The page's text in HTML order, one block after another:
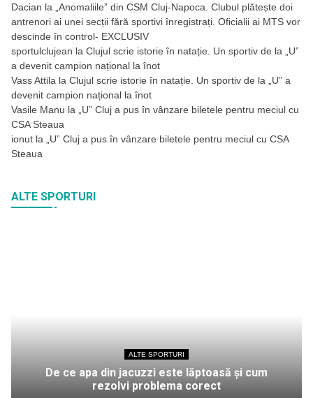
Dacian la
„Anomaliile” din CSM Cluj-Napoca. Clubul plătește doi
antrenori ai unei secții fără sportivi înregistrați. Oficialii ai MTS vor
descinde în control- EXCLUSIV
sportulclujean la Clujul scrie istorie în natație. Un sportiv de la „U”
a devenit campion național la înot
Vass Attila la Clujul scrie istorie în natație. Un sportiv de la „U” a
devenit campion național la înot
Vasile Manu la
„U” Cluj a pus în vânzare biletele pentru meciul cu
CSA Steaua
ionut la
„U” Cluj a pus în vânzare biletele pentru meciul cu CSA
Steaua
ALTE SPORTURI
ALTE SPORTURI
De ce apa din jacuzzi este lăptoasă și cum
rezolvi problema corect